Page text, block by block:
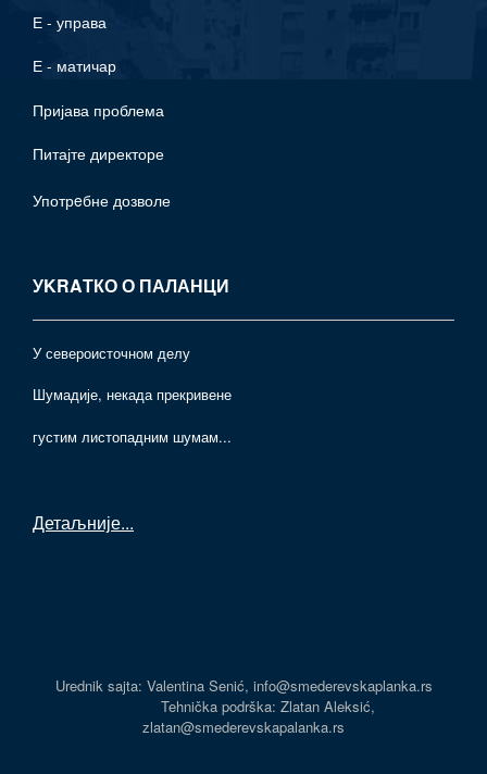
Е - управа
Е - матичар
Пријава проблема
Питајте директоре
Употрeбне дозволе
УKRAТКО О ПАЛАНЦИ
У североисточном делу
Шумадије, некада прекривене
густим листопадним шумам...
Детаљније...
Urednik sajta: Valentina Senić, info@smederevskaplanka.rs
Tehnička podrška: Zlatan Aleksić,
zlatan@smederevskapalanka.rs